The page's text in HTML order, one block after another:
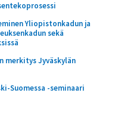
Yliopistonkadun ja
sekä
merkitys Jyväskylän
Suomessa -seminaari